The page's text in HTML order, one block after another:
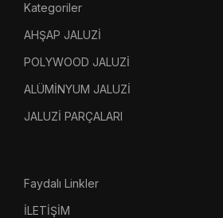
Kategoriler
AHŞAP JALUZİ
POLYWOOD JALUZİ
ALÜMİNYUM JALUZİ
JALUZİ PARÇALARI
Faydalı Linkler
İLETİŞİM